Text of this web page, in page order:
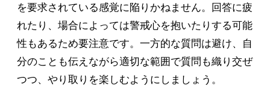
を要求されている感覚に陥りかねません。回答に疲
れたり、場合によっては警戒心を抱いたりする可能
性もあるため要注意です。一方的な質問は避け、自
分のことも伝えながら適切な範囲で質問も織り交ぜ
つつ、やり取りを楽しむようにしましょう。